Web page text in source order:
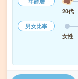
20代
男女比率
女性